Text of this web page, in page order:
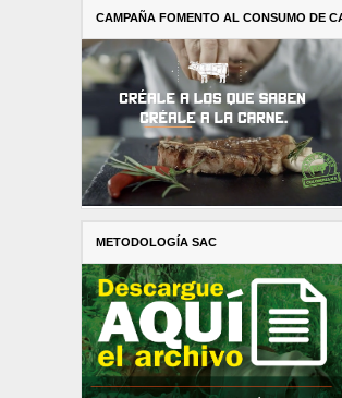
CAMPAÑA FOMENTO AL CONSUMO DE
METODOLOGÍA SAC